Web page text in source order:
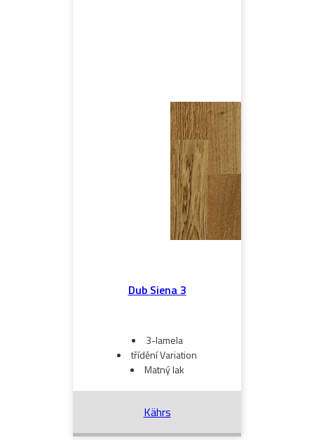
Dub Siena 3
3-lamela
třídění Variation
Matný lak
Kährs